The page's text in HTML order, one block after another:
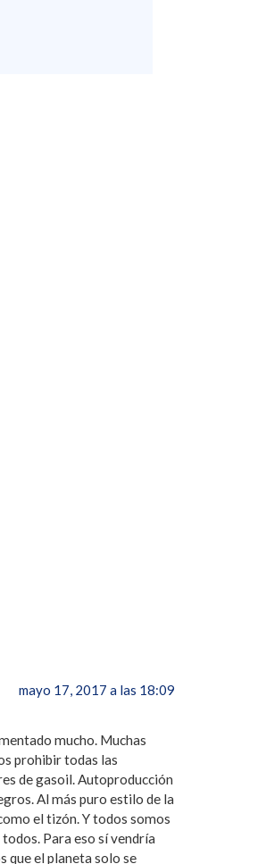
mayo 17, 2017 a las 18:09
mucho. Muchas
prohibir todas las
de gasoil. Autoproducción
Al más puro estilo de la
el tizón. Y todos somos
Para eso sí vendría
que el planeta solo se